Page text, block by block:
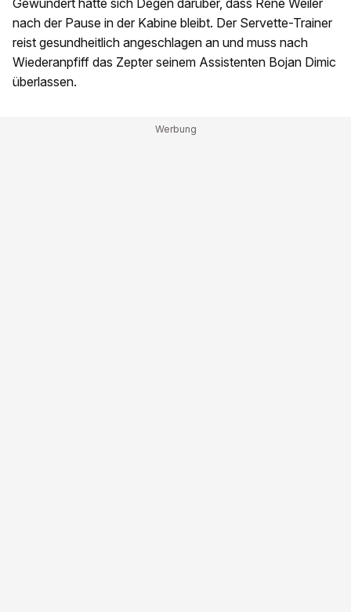
Gewundert hätte sich Degen darüber, dass René Weiler
nach der Pause in der Kabine bleibt. Der Servette-Trainer
reist gesundheitlich angeschlagen an und muss nach
Wiederanpfiff das Zepter seinem Assistenten Bojan Dimic
überlassen.